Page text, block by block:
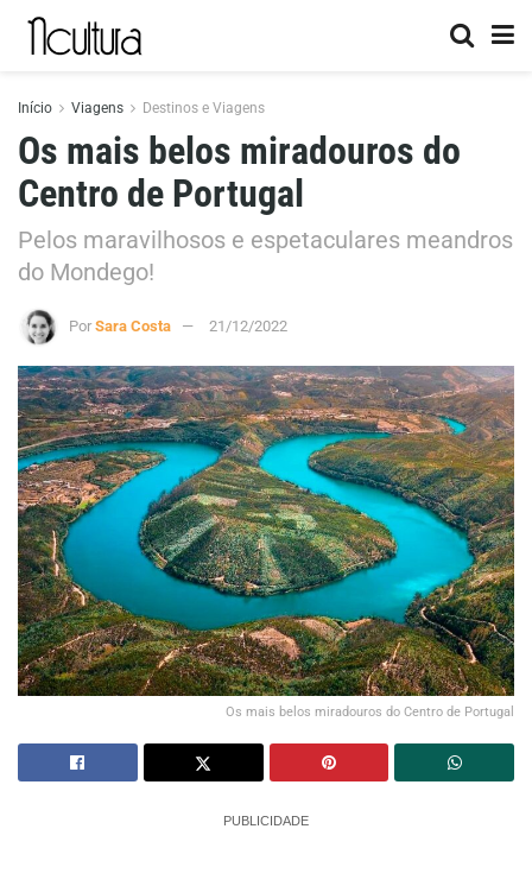
Início Viagens Destinos e Viagens
Os mais belos miradouros do
Centro de Portugal
Pelos maravilhosos e espetaculares meandros
do Mondego!
Por Sara Costa 21/12/2022
Os mais belos miradouros do Centro de Portugal
PUBLICIDADE